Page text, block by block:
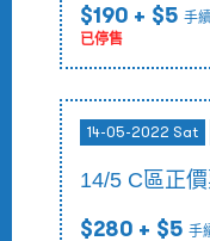
$190 + $5 手
已停售
14-05-2022 Sat
14/5 C區正
$280 + $5 手